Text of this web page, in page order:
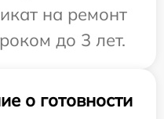
на ремонт
до 3 лет.
о готовности